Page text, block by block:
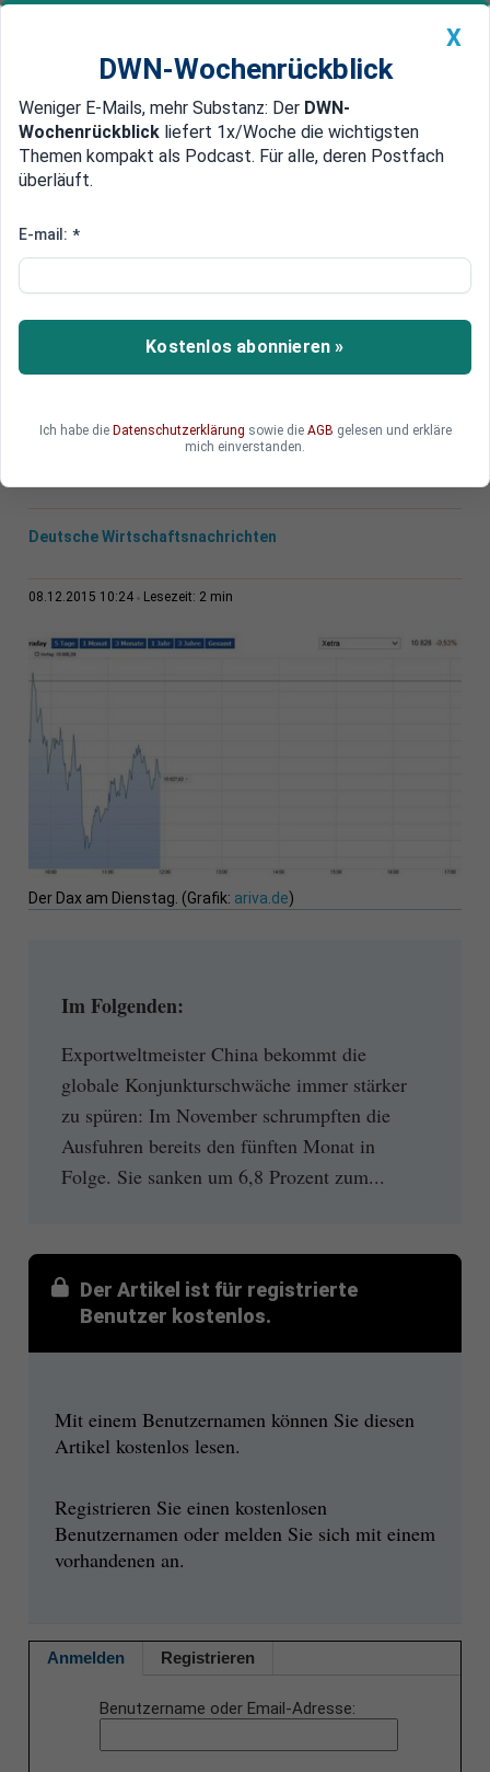
Newsticker MEIN DWN: Geldanlage Premium
Edelmetalle DWN-Magazin China
Wichtigster Handelspartner
Weniger Nachfrage aus der EU:
Chinas Exporte sinken deutlich
Die chinesischen Exporte fallen stärker als
Folge zurück.
Deutsche Wirtschaftsnachrichten
08.12.2015 10:24 Lesezeit: 2 min
Der Dax am Dienstag. (Grafik: ariva.de)
Im Folgenden:
Exportweltmeister China bekommt die
globale Konjunkturschwäche immer stärker
zu spüren: Im November schrumpften die
Ausfuhren bereits den fünften Monat in
Folge. Sie sanken um 6,8 Prozent zum...
Der Artikel ist für registrierte
Benutzer kostenlos.
Mit einem Benutzernamen können Sie diesen
Artikel kostenlos lesen.
Registrieren Sie einen kostenlosen
Benutzernamen oder melden Sie sich mit einem
vorhandenen an.
Anmelden Registrieren
Benutzername oder Email-Adresse
X
DWN-Wochenrückblick
Weniger E-Mails, mehr Substanz: Der DWN-
Wochenrückblick liefert 1x/Woche die wichtigsten
Themen kompakt als Podcast. Für alle, deren Postfach
überläuft.
E-mail: *
Kostenlos abonnieren »
Ich habe die Datenschutzerklärung sowie die AGB gelesen und erkläre
mich einverstanden.